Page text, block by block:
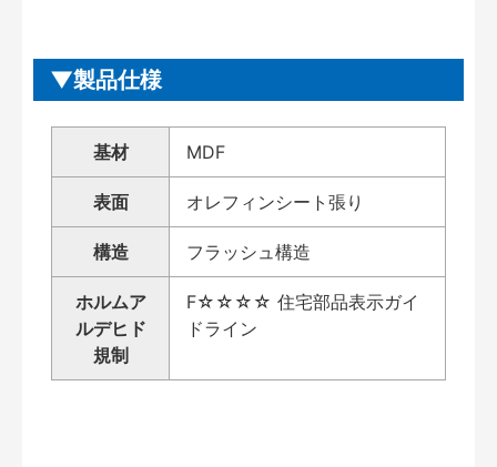
製品仕様
基材 MDF
表面 オレフィンシート張り
構造 フラッシュ構造
ホルムア
ルデヒド
規制
F☆☆☆☆ 住宅部品表示ガイ
ドライン